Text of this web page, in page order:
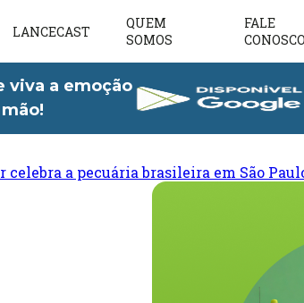
LANCECAST
QUEM
SOMOS
FALE
CONOSCO
viva a emoção
a pecuária brasileira em São